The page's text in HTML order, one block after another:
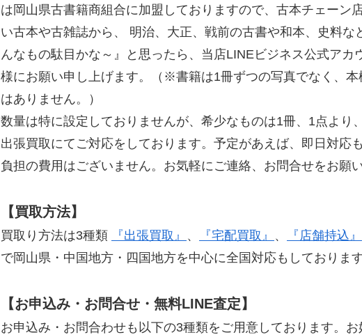
は岡山県古書籍商組合に加盟しておりますので、古本チェーン
い古本や古雑誌から、 明治、大正、戦前の古書や和本、史料な
んなもの駄目かな～』と思ったら、当店LINEビジネス公式アカ
様にお願い申し上げます。（※書籍は1冊ずつの写真でなく、
はありません。）
数量は特に設定しておりませんが、希少なものは1冊、1点より
出張買取にてご対応をしております。予定があえば、即日対応
負担の費用はございません。お気軽にご連絡、お問合せをお願
【買取方法】
買取り方法は3種類 『出張買取』 、 『宅配買取』 、 『店舗持込』
で岡山県・中国地方・四国地方を中心に全国対応もしております
【お申込み・お問合せ・無料LINE査定】
お申込み・お問合わせも以下の3種類をご用意しております。